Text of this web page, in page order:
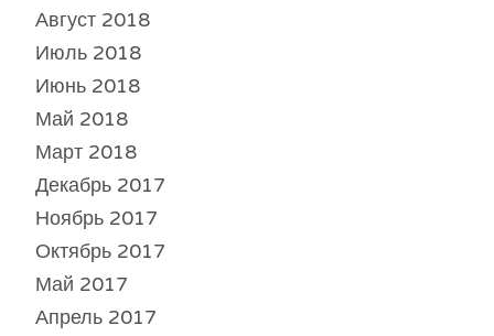
Август 2018
Июль 2018
Июнь 2018
Май 2018
Март 2018
Декабрь 2017
Ноябрь 2017
Октябрь 2017
Май 2017
Апрель 2017